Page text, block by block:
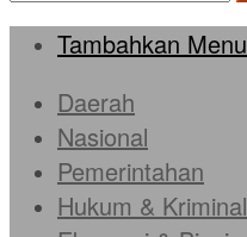
Tambahkan Menu
Daerah
Nasional
Pemerintahan
Hukum & Kriminal